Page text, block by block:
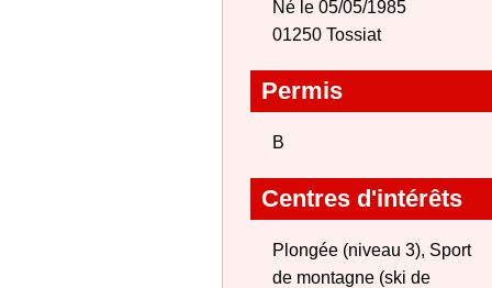
Né le 05/05/1985
01250 Tossiat
Permis
B
Centres d'intérêts
Plongée (niveau 3), Sport
de montagne (ski de